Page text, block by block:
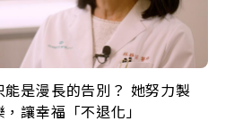
能是漫長的告別？ 她努力製
讓幸福「不退化」
果的巧克力神父 為台灣奉獻
台灣是我的家，我連作夢都
矽谷副總、搬回台灣找快
黃哥小丑」走進安養院，
破金氏世界紀錄 成為全球
球選手，分享長壽的秘密
峰他選擇追夢…黑手阿伯拉
登上小巨蛋！連CNN都大